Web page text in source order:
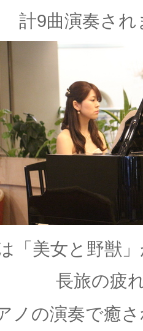
計9曲演奏され
「美女と野獣
長旅の疲
ノの演奏で癒